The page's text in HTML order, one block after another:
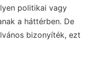
politikai vagy
a háttérben. De
bizonyíték, ezt